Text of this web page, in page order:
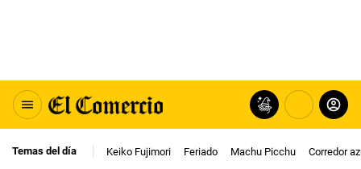
Temas del día Keiko Fujimori Feriado Machu Picchu Corredor